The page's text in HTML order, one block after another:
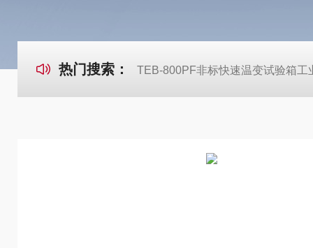
热门搜索： TEB-800PF非标快速温变试验箱工